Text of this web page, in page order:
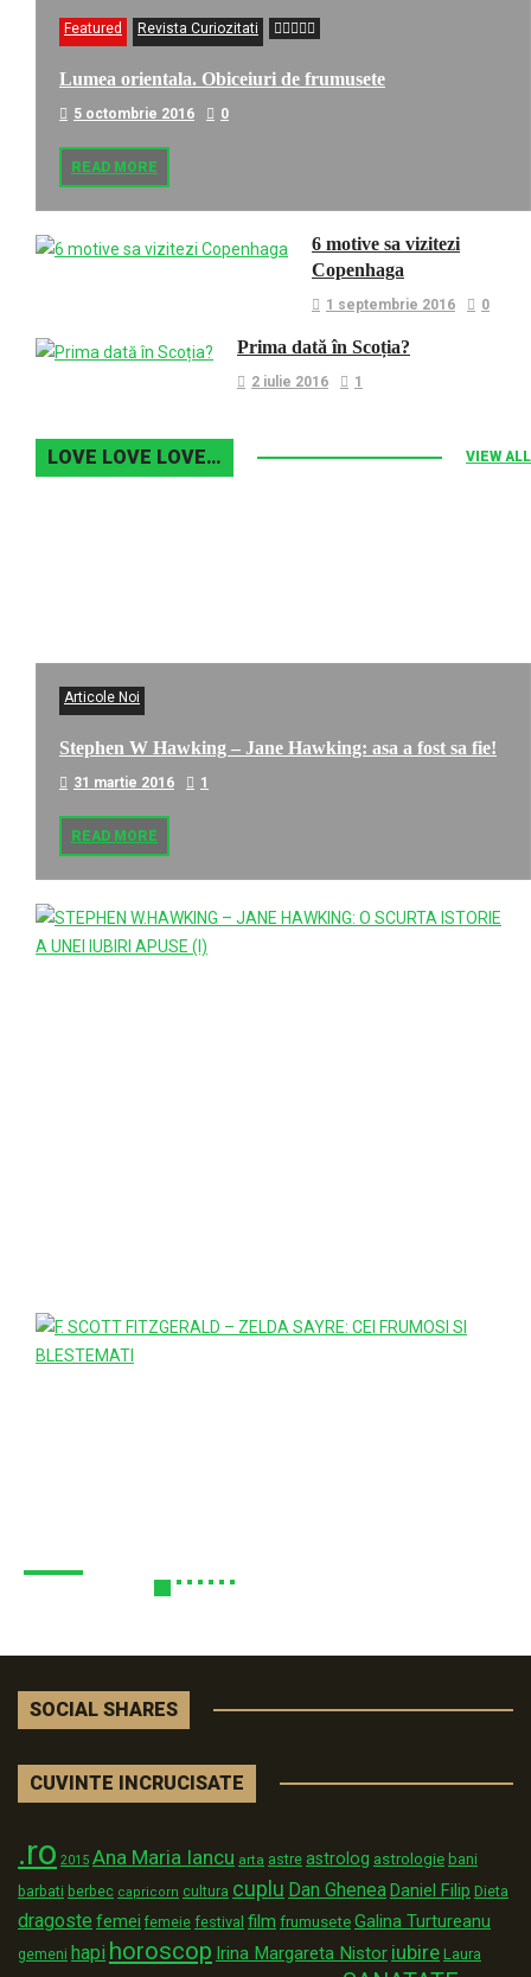
Featured Revista Curiozitati
Lumea orientala. Obiceiuri de frumusete
5 octombrie 2016 0
READ MORE
6 motive sa vizitezi
Copenhaga
1 septembrie 2016 0
Prima dată în Scoția?
2 iulie 2016 1
LOVE LOVE LOVE… VIEW ALL
Articole Noi
Stephen W Hawking – Jane Hawking: asa a fost sa fie!
31 martie 2016 1
READ MORE
SOCIAL SHARES
CUVINTE INCRUCISATE
.ro 2015 Ana Maria Iancu arta astre astrolog astrologie bani
barbati berbec capricorn cultura cuplu Dan GheneaDaniel Filip Dieta
dragoste femei femeie festival film frumusete Galina Turtureanu
gemeni hapi horoscop Irina Margareta Nistor iubire Laura